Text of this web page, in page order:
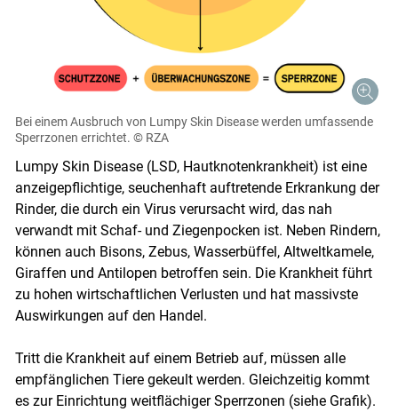
Bei einem Ausbruch von Lumpy Skin Disease werden umfassende
Sperrzonen errichtet. © RZA
Lumpy Skin Disease (LSD, Hautknotenkrankheit) ist eine
anzeigepflichtige, seuchenhaft auftretende Erkrankung der
Rinder, die durch ein Virus verursacht wird, das nah
verwandt mit Schaf- und Ziegenpocken ist. Neben Rindern,
können auch Bisons, Zebus, Wasserbüffel, Altweltkamele,
Giraffen und Antilopen betroffen sein. Die Krankheit führt
zu hohen wirtschaftlichen Verlusten und hat massivste
Auswirkungen auf den Handel.
Tritt die Krankheit auf einem Betrieb auf, müssen alle
empfänglichen Tiere gekeult werden. Gleichzeitig kommt
es zur Einrichtung weitflächiger Sperrzonen (siehe Grafik).